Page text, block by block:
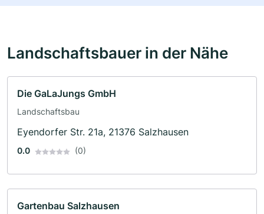
Landschaftsbauer in der Nähe
Die GaLaJungs GmbH
Landschaftsbau
Eyendorfer Str. 21a, 21376 Salzhausen
0.0 (0)
Gartenbau Salzhausen